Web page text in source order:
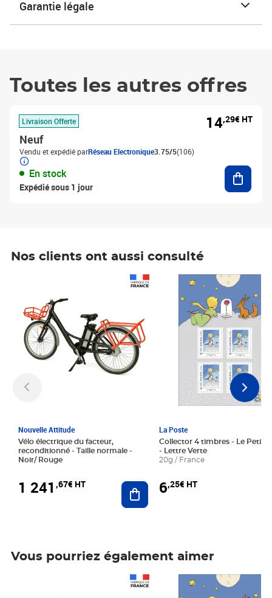
Garantie légale
Toutes les autres offres
Livraison Offerte
Neuf
Vendu et expédié parRéseau Electronique3.75/5(106)
En stock
Expédié sous 1 jour
14,29€ HT
Nos clients ont aussi consulté
Nouvelle Attitude
Vélo électrique du facteur,
reconditionné - Taille normale -
Noir/ Rouge
1 241 ,67€ HT Ajouter au panier
La Poste
Collector 4 timbres - Le Petit
- Lettre Verte
20g / France
6,25€ HT
Prix 6,25€ HT
Vous pourriez également aimer
Prix 6,25€ HT